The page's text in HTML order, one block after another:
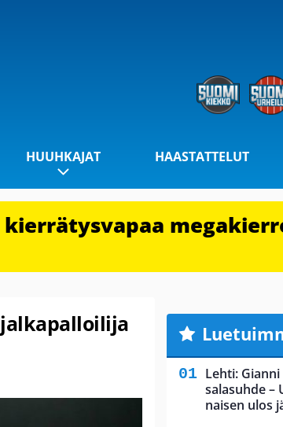
HUUHKAJAT HAASTATTELUT
Lehti:
salasuhde –
naisen ulos